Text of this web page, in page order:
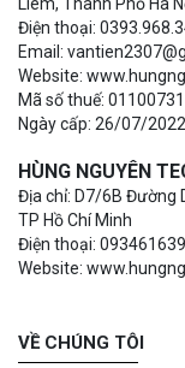
Điện thoại:
Email:
Website:
Mã số thuế:
Ngày cấp: 26/07/
HÙNG NGUYÊN
Địa chỉ: D7/6B Đường
TP Hồ Chí Minh
Điện thoại:
Website:
VỀ CHÚNG TÔI